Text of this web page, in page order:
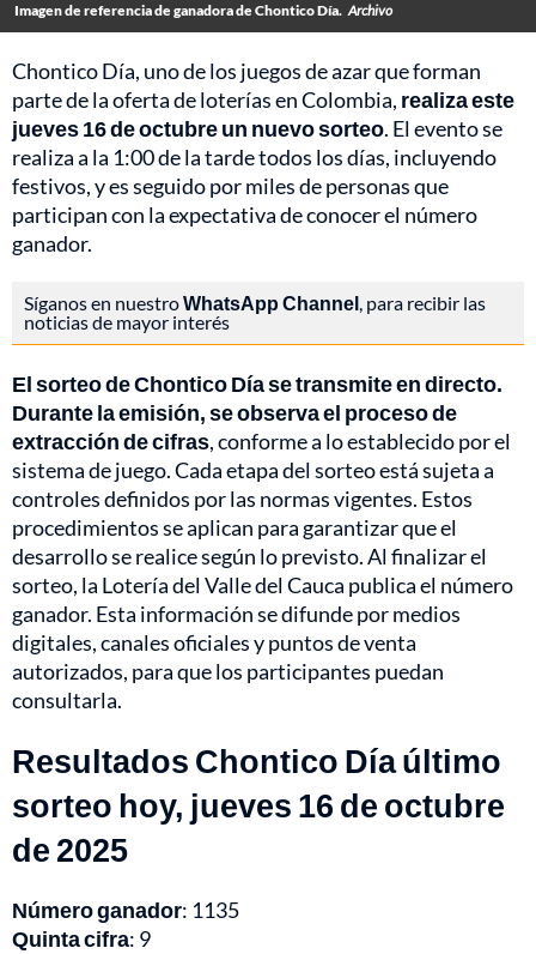
Imagen de referencia de ganadora de Chontico Día. Archivo
Chontico Día, uno de los juegos de azar que forman
parte de la oferta de loterías en Colombia, realiza este
jueves 16 de octubre un nuevo sorteo. El evento se
realiza a la 1:00 de la tarde todos los días, incluyendo
festivos, y es seguido por miles de personas que
participan con la expectativa de conocer el número
ganador.
Síganos en nuestroWhatsApp Channel, para recibir las
noticias de mayor interés
El sorteo de Chontico Día se transmite en directo.
Durante la emisión, se observa el proceso de
extracción de cifras, conforme a lo establecido por el
sistema de juego. Cada etapa del sorteo está sujeta a
controles definidos por las normas vigentes. Estos
procedimientos se aplican para garantizar que el
desarrollo se realice según lo previsto. Al finalizar el
sorteo, la Lotería del Valle del Cauca publica el número
ganador. Esta información se difunde por medios
digitales, canales oficiales y puntos de venta
autorizados, para que los participantes puedan
consultarla.
Resultados Chontico Día último
sorteo hoy, jueves 16 de octubre
de 2025
Número ganador: 1135
Quinta cifra: 9